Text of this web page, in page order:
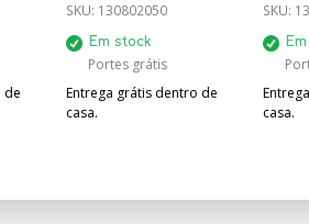
de
PRETO
SKU: 130802050
Em stock
Portes grátis
Entrega grátis dentro de
casa.
INOX
SKU:
casa.